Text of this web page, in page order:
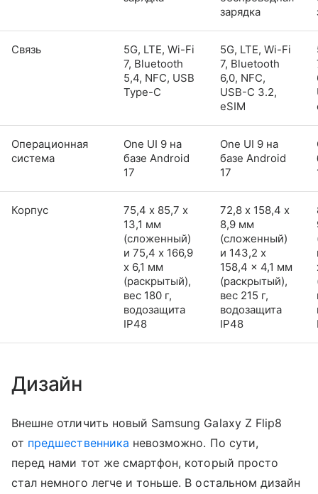
зарядка
Связь
5G, LTE, Wi-Fi
7, Bluetooth
5,4, NFC, USB
Type-C
5G, LTE, Wi-Fi
7, Bluetooth
6,0, NFC,
USB-C 3.2,
eSIM
Операционная
система
One UI 9 на
базе Android
17
One UI 9 на
базе Android
17
Корпус
75,4 х 85,7 х
13,1 мм
(сложенный)
и 75,4 x 166,9
x 6,1 мм
(раскрытый),
вес 180 г,
водозащита
IP48
72,8 х 158,4 х
8,9 мм
(сложенный)
и 143,2 x
158,4 x 4,1 мм
(раскрытый),
вес 215 г,
водозащита
IP48
Дизайн
Внешне отличить новый Samsung Galaxy Z Flip8
от предшественника невозможно. По сути,
перед нами тот же смартфон, который просто
стал немного легче и тоньше. В остальном дизайн